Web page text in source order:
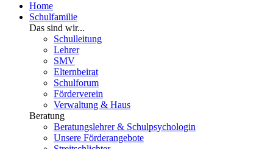
Home
Schulfamilie
Das sind wir...
Schulleitung
Lehrer
SMV
Elternbeirat
Schulforum
Förderverein
Verwaltung & Haus
Beratung
Beratungslehrer & Schulpsychologin
Unsere Förderangebote